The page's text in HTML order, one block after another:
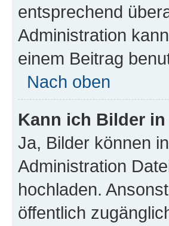
entsprechend
Administration
einem Beitrag
Nach oben
Kann ich Bilder
Ja, Bilder können
Administration
hochladen.
öffentlich